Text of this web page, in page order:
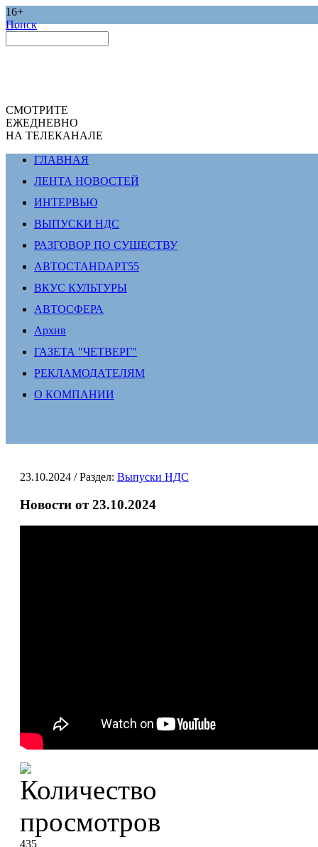
16+
Поиск
СМОТРИТЕ
ЕЖЕДНЕВНО
НА ТЕЛЕКАНАЛЕ
ГЛАВНАЯ
ЛЕНТА НОВОСТЕЙ
ИНТЕРВЬЮ
ВЫПУСКИ НДС
РАЗГОВОР ПО СУЩЕСТВУ
АВТОСТАНDАРТ55
ВКУС КУЛЬТУРЫ
АВТОСФЕРА
Архив
ГАЗЕТА "ЧЕТВЕРГ"
РЕКЛАМОДАТЕЛЯМ
О КОМПАНИИ
23.10.2024 / Раздел: Выпуски НДС
Новости от 23.10.2024
435